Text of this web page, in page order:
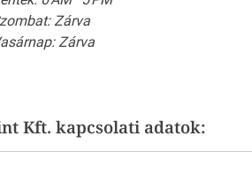
Zárva
Zárva
Kft. kapcsolati adatok: